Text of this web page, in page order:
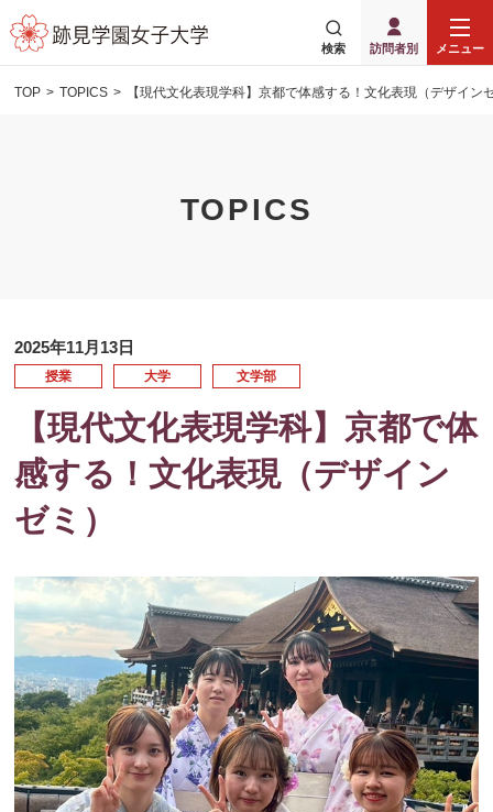
検索 訪問者別 メニュー
TOP TOPICS 【現代文化表現学科】京都で体感する！文化表現（デザイン
TOPICS
2025年11月13日
授業 大学 文学部
【現代文化表現学科】京都で体
感する！文化表現（デザイン
ゼミ）